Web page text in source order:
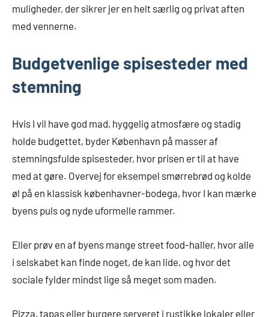
muligheder, der sikrer jer en helt særlig og privat aften
med vennerne.
Budgetvenlige spisesteder med
stemning
Hvis I vil have god mad, hyggelig atmosfære og stadig
holde budgettet, byder København på masser af
stemningsfulde spisesteder, hvor prisen er til at have
med at gøre. Overvej for eksempel smørrebrød og kolde
øl på en klassisk københavner-bodega, hvor I kan mærke
byens puls og nyde uformelle rammer.
Eller prøv en af byens mange street food-haller, hvor alle
i selskabet kan finde noget, de kan lide, og hvor det
sociale fylder mindst lige så meget som maden.
Pizza, tapas eller burgere serveret i rustikke lokaler eller